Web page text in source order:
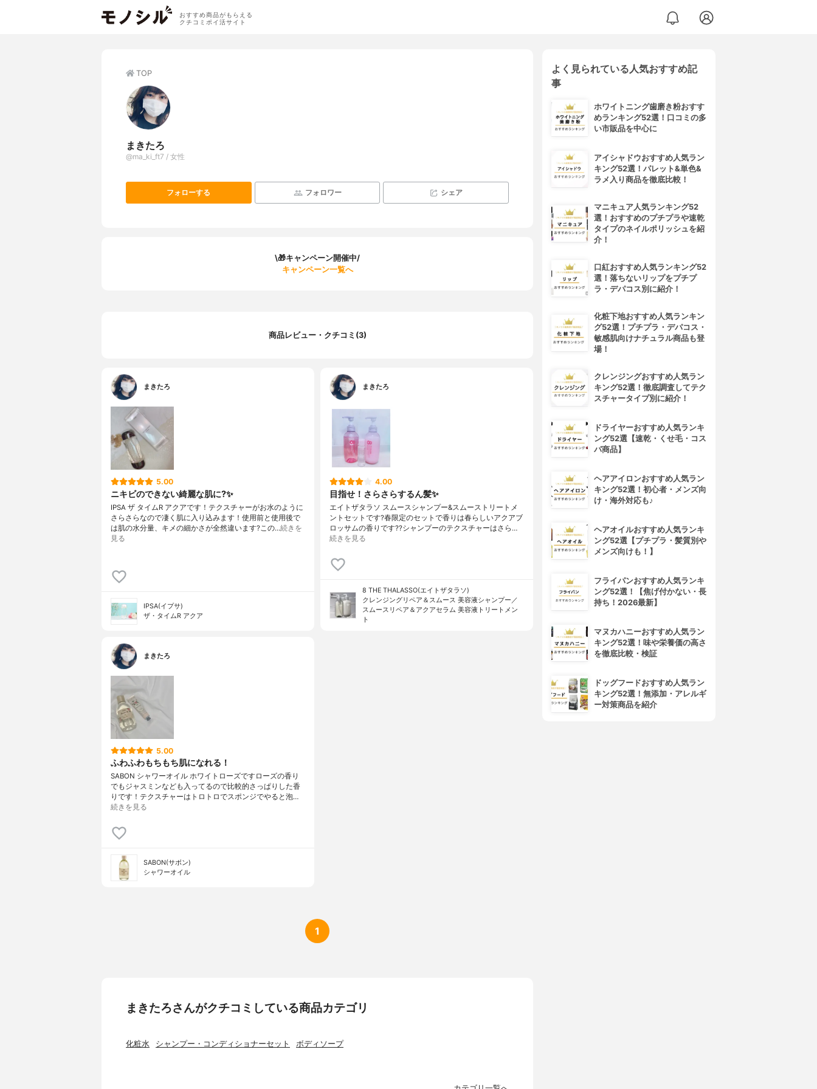
おすすめ商品がもらえる
クチコミポイ活サイト
TOP
まきたろ
@ma_ki_ft7 / 女性
フォローする フォロワー シェア
\🎁キャンペーン開催中/
キャンペーン一覧へ
商品レビュー・クチコミ(3)
まきたろ
5.00
ニキビのできない綺麗な肌に?✨
IPSA ザ タイムR アクアです！テクスチャーがお水のように
さらさらなので凄く肌に入り込みます！使用前と使用後で
は肌の水分量、キメの細かさが全然違います?この…続きを
見る
IPSA(イプサ)
ザ・タイムR アクア
まきたろ
4.00
目指せ！さらさらするん髪✨
エイトザタラソ スムースシャンプー&スムーストリートメ
ントセットです?春限定のセットで香りは春らしいアクアブ
ロッサムの香りです??シャンプーのテクスチャーはさら…
続きを見る
8 THE THALASSO(エイトザタラソ)
クレンジングリペア＆スムース 美容液シャンプー／
スムースリペア＆アクアセラム 美容液トリートメン
ト
まきたろ
5.00
ふわふわもちもち肌になれる！
SABON シャワーオイル ホワイトローズですローズの香り
でもジャスミンなども入ってるので比較的さっぱりした香
りです！テクスチャーはトロトロでスポンジでやると泡…
続きを見る
SABON(サボン)
シャワーオイル
1
まきたろさんがクチコミしている商品カテゴリ
化粧水 シャンプー・コンディショナーセット ボディソープ
よく見られている人気おすすめ記
事
ホワイトニング歯磨き粉おすす
めランキング52選！口コミの多
い市販品を中心に
アイシャドウおすすめ人気ラン
キング52選！パレット&単色&
ラメ入り商品を徹底比較！
マニキュア人気ランキング52
選！おすすめのプチプラや速乾
タイプのネイルポリッシュを紹
介！
口紅おすすめ人気ランキング52
選！落ちないリップをプチプ
ラ・デパコス別に紹介！
化粧下地おすすめ人気ランキン
グ52選！プチプラ・デパコス・
敏感肌向けナチュラル商品も登
場！
クレンジングおすすめ人気ラン
キング52選！徹底調査してテク
スチャータイプ別に紹介！
ドライヤーおすすめ人気ランキ
ング52選【速乾・くせ毛・コス
パ商品】
ヘアアイロンおすすめ人気ラン
キング52選！初心者・メンズ向
け・海外対応も♪
ヘアオイルおすすめ人気ランキ
ング52選【プチプラ・髪質別や
メンズ向けも！】
フライパンおすすめ人気ランキ
ング52選！【焦げ付かない・長
持ち！2026最新】
マヌカハニーおすすめ人気ラン
キング52選！味や栄養価の高さ
を徹底比較・検証
ドッグフードおすすめ人気ラン
キング52選！無添加・アレルギ
ー対策商品を紹介